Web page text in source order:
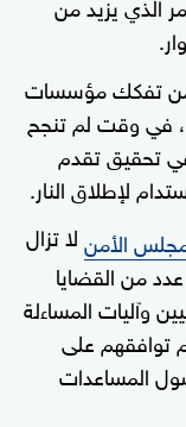
من تفكك مؤسسات
في وقت لم تنجح
في تحقيق تقدم
لإطلاق النار.
الأمنلا تزال
من القضايا
وآليات المساءلة
توافقهم على
المساعدات